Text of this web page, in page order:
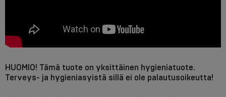
HUOMIO! Tämä tuote on yksittäinen hygieniatuote.
Terveys- ja hygieniasyistä sillä ei ole palautusoikeutta!